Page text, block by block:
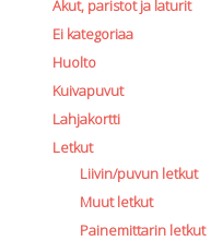
Akut, paristot ja laturit
Ei kategoriaa
Huolto
Kuivapuvut
Lahjakortti
Letkut
Liivin/puvun letkut
Muut letkut
Painemittarin letkut